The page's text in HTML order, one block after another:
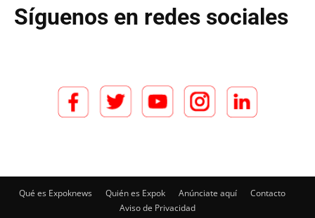
Síguenos en redes sociales
Qué es Expoknews Quién es Expok Anúnciate aquí
Contacto
Aviso de Privacidad